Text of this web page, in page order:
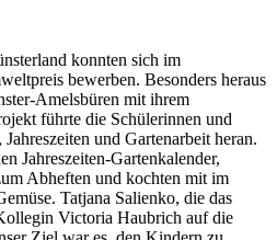
konnten sich im
bewerben. Besonders heraus
Amelsbüren mit ihrem
führte die Schülerinnen und
und Gartenarbeit heran.
Jahreszeiten-Gartenkalender,
Abheften und kochten mit im
Tatjana Salienko, die das
Victoria Haubrich auf die